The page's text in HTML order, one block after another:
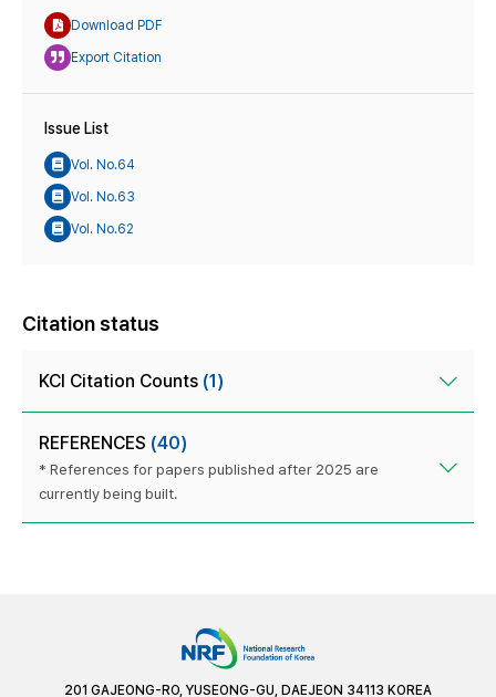
Download PDF
Export Citation
Issue List
Vol. No.64
Vol. No.63
Vol. No.62
Citation status
KCI Citation Counts (1)
REFERENCES (40)
* References for papers published after 2025 are
currently being built.
201 GAJEONG-RO, YUSEONG-GU, DAEJEON 34113 KOREA